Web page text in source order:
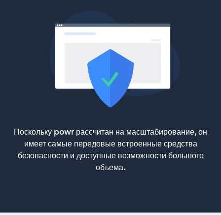
Поскольку powr рассчитан на масштабирование, он
имеет самые передовые встроенные средства
безопасности и доступные возможности большого
объема.